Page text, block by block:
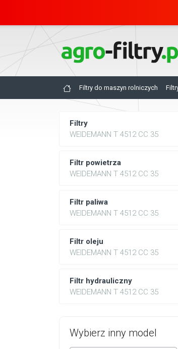
Filtry do maszyn rolniczych
Filtry
WEIDEMANN T 4512 CC 35
Filtr powietrza
WEIDEMANN T 4512 CC 35
Filtr paliwa
WEIDEMANN T 4512 CC 35
Filtr oleju
WEIDEMANN T 4512 CC 35
Filtr hydrauliczny
WEIDEMANN T 4512 CC 35
Wybierz inny model